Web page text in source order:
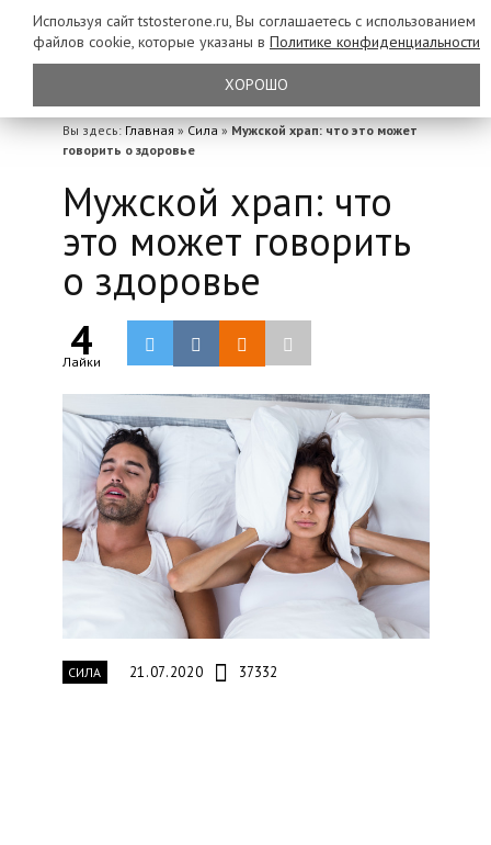
Вы здесь: Главная » Сила » Мужской храп: что это может
говорить о здоровье
Мужской храп: что
это может говорить
о здоровье
4
Лайки
СИЛА 21.07.2020 37332
Используя сайт tstosterone.ru, Вы соглашаетесь с использованием
файлов cookie, которые указаны в Политике конфиденциальности
ХОРОШО